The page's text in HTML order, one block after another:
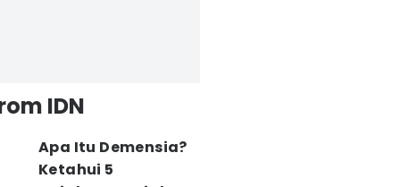
IDN
Apa Itu Demensia?
Ketahui 5